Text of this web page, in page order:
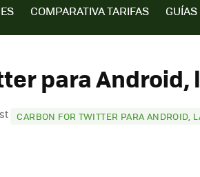
COMPARATIVA TARIFAS
para
CARBON FOR TWITTER PARA ANDROID,